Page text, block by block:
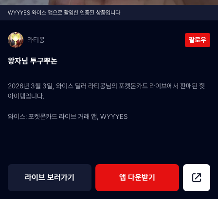
WYYYES 와이스 앱으로 촬영한 인증된 상품입니다
라티몽 팔로우
왕자님 투구뿌논
2026년 3월 3일, 와이스 딜러 라티몽님의 포켓몬카드 라이브에서 판매된 힛
아이템입니다.
와이스: 포켓몬카드 라이브 거래 앱, WYYYES
라이브 보러가기 앱 다운받기